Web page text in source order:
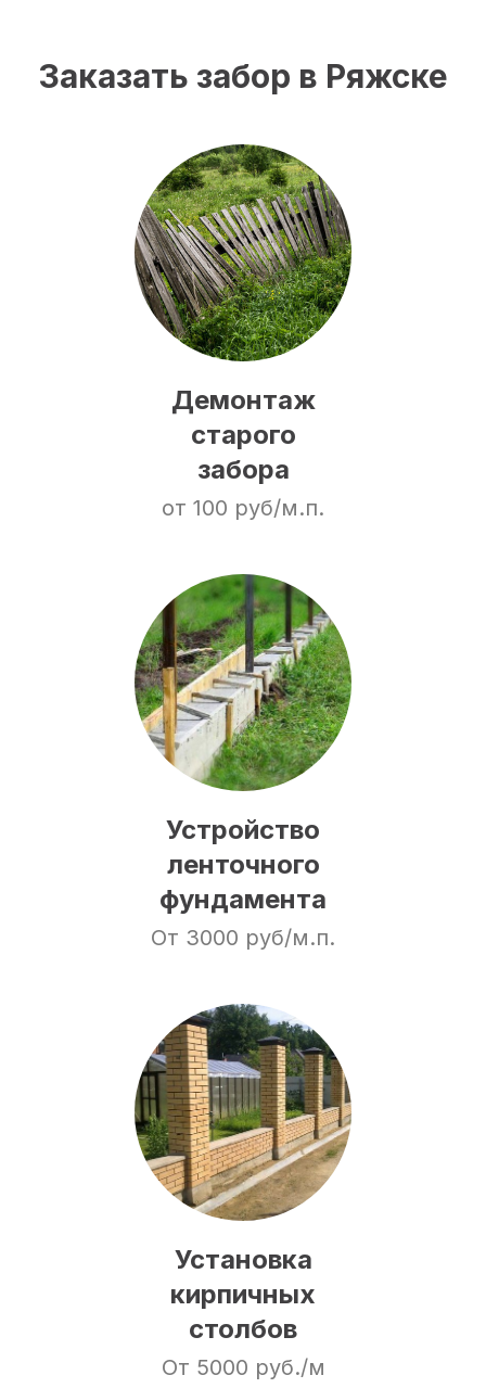
Заказать забор в Ряжске
Демонтаж
старого
забора
от 100 руб/м.п.
Устройство
ленточного
фундамента
От 3000 руб/м.п.
Установка
кирпичных
столбов
От 5000 руб./м